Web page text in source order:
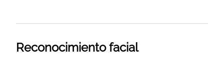
Reconocimiento facial